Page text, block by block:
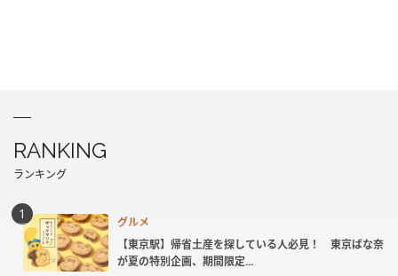
RANKING
ランキング
グルメ
【東京駅】帰省土産を探している人必見！ 東京ばな奈
が夏の特別企画、期間限定...